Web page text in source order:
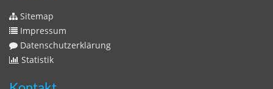
Sitemap
Impressum
Datenschutzerklärung
Statistik